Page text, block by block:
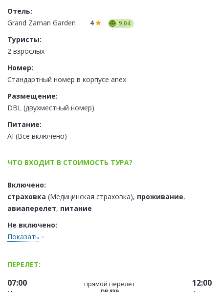
Отель:
Grand Zaman Garden
4 9,04
Туристы:
2 взрослых
Номер:
Стандартный номер в корпусе anex
Размещение:
DBL (двухместный номер)
Питание:
AI (Всё включено)
ЧТО ВХОДИТ В СТОИМОСТЬ ТУРА?
Включено:
страховка (Медицинская страховка), проживание,
авиаперелет, питание
Не включено:
Показать
ПЕРЕЛЕТ:
07:00 прямой перелет 12:00